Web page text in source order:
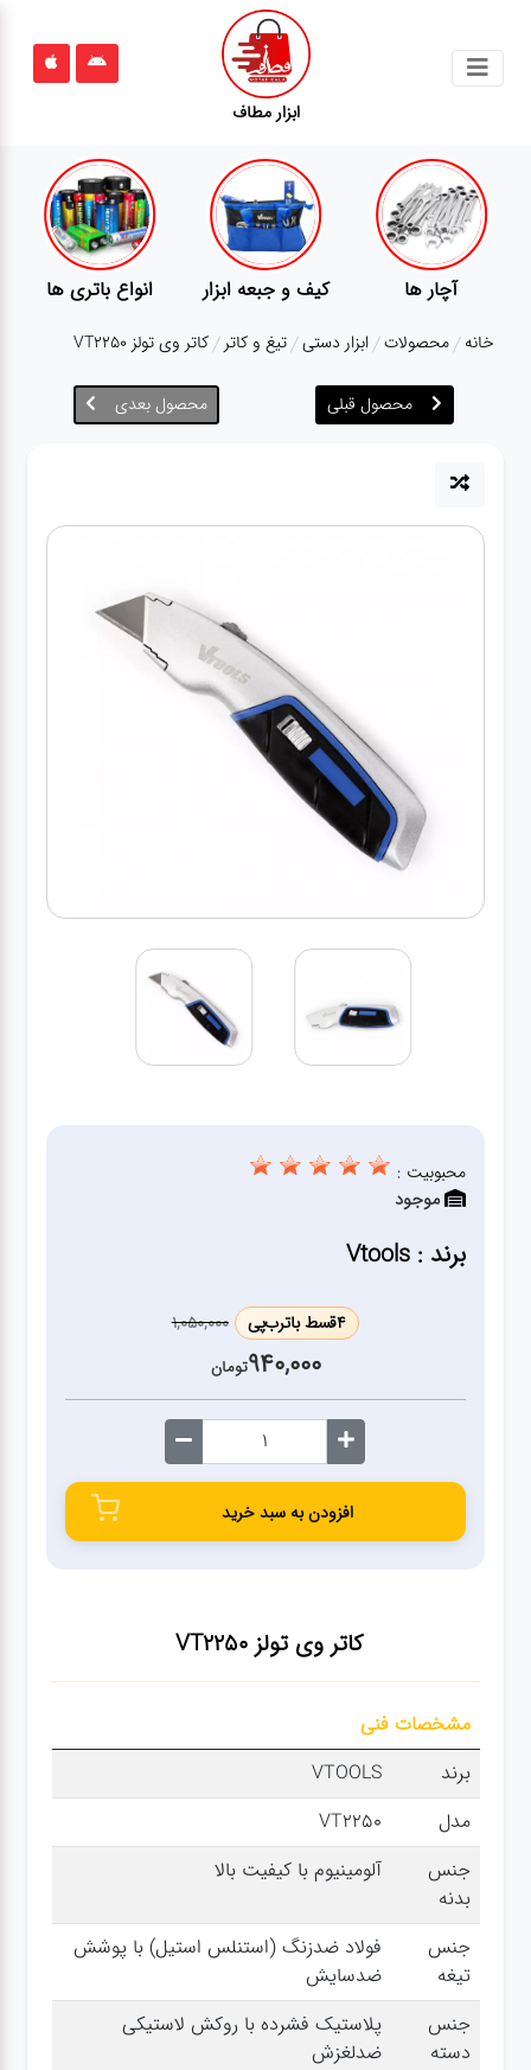
ابزار مطاف
محصولات
قوانین
سایت
درباره
محصولات
ابزار
بادی
تیغه و
کیف و
جبعه
ابزار
انواع
باتری ها
پمپ
آچار ها کیف و جبعه ابزار انواع باتری ها
خانه محصولات ابزار دستی تیغ و کاتر کاتر وی تولز VT2250
محصول قبلی محصول بعدی
کاتر وی تولز VT2250
مشخصات فنی
برند
VTOOLS
مدل
VT2250
جنس
بدنه
آلومینیوم با کیفیت بالا
جنس
تیغه
فولاد ضدزنگ (استنلس استیل) با پوشش
ضدسایش
جنس
دسته
پلاستیک فشرده با روکش لاستیکی
ضدلغزش
محبوبیت :
موجود
برند : Vtools
4قسط باترب‌پی 1,050,000
940,000تومان
افزودن به سبد خرید